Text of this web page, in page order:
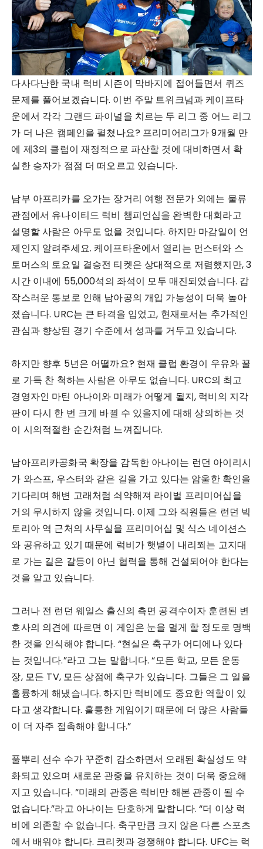
다사다난한 국내 럭비 시즌이 막바지에 접어들면서 퀴즈
문제를 풀어보겠습니다. 이번 주말 트위크넘과 케이프타
운에서 각각 그랜드 파이널을 치르는 두 리그 중 어느 리그
가 더 나은 캠페인을 펼쳤나요? 프리미어리그가 9개월 만
에 제3의 클럽이 재정적으로 파산할 것에 대비하면서 확
실한 승자가 점점 더 떠오르고 있습니다.
남부 아프리카를 오가는 장거리 여행 전문가 외에는 물류
관점에서 유나이티드 럭비 챔피언십을 완벽한 대회라고
설명할 사람은 아무도 없을 것입니다. 하지만 마감일이 언
제인지 알려주세요. 케이프타운에서 열리는 먼스터와 스
토머스의 토요일 결승전 티켓은 상대적으로 저렴했지만, 3
시간 이내에 55,000석의 좌석이 모두 매진되었습니다. 갑
작스러운 통보로 인해 남아공의 개입 가능성이 더욱 높아
졌습니다. URC는 큰 타격을 입었고, 현재로서는 추가적인
관심과 향상된 경기 수준에서 성과를 거두고 있습니다.
하지만 향후 5년은 어떨까요? 현재 클럽 환경이 우유와 꿀
로 가득 찬 척하는 사람은 아무도 없습니다. URC의 최고
경영자인 마틴 아나이와 미래가 어떻게 될지, 럭비의 지각
판이 다시 한 번 크게 바뀔 수 있을지에 대해 상의하는 것
이 시의적절한 순간처럼 느껴집니다.
남아프리카공화국 확장을 감독한 아나이는 런던 아이리시
가 와스프, 우스터와 같은 길을 가고 있다는 암울한 확인을
기다리며 해변 고래처럼 쇠약해져 라이벌 프리미어십을
거의 무시하지 않을 것입니다. 이제 그와 직원들은 런던 빅
토리아 역 근처의 사무실을 프리미어십 및 식스 네이션스
와 공유하고 있기 때문에 럭비가 햇볕이 내리쬐는 고지대
로 가는 길은 갈등이 아닌 협력을 통해 건설되어야 한다는
것을 알고 있습니다.
그러나 전 런던 웨일스 출신의 측면 공격수이자 훈련된 변
호사의 의견에 따르면 이 게임은 눈을 멀게 할 정도로 명백
한 것을 인식해야 합니다. “현실은 축구가 어디에나 있다
는 것입니다.”라고 그는 말합니다. “모든 학교, 모든 운동
장, 모든 TV, 모든 상점에 축구가 있습니다. 그들은 그 일을
훌륭하게 해냈습니다. 하지만 럭비에도 중요한 역할이 있
다고 생각합니다. 훌륭한 게임이기 때문에 더 많은 사람들
이 더 자주 접촉해야 합니다.”
풀뿌리 선수 수가 꾸준히 감소하면서 오래된 확실성도 약
화되고 있으며 새로운 관중을 유치하는 것이 더욱 중요해
지고 있습니다. “미래의 관중은 럭비만 해본 관중이 될 수
없습니다.”라고 아나이는 단호하게 말합니다. “더 이상 럭
비에 의존할 수 없습니다. 축구만큼 크지 않은 다른 스포츠
에서 배워야 합니다. 크리켓과 경쟁해야 합니다. UFC는 럭